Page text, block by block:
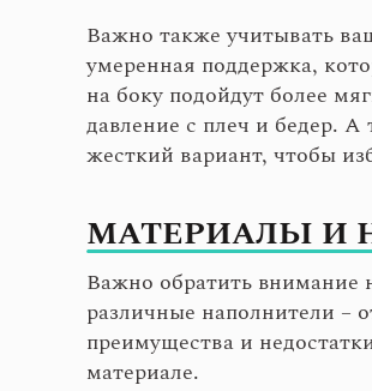
Важно также учитывать
умеренная поддержка,
на боку подойдут более
давление с плеч и бедер. А
жесткий вариант, чтобы
МАТЕРИАЛЫ И
Важно обратить внимание
различные наполнители –
преимущества и
материале.